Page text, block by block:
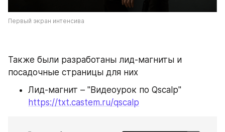
Первый экран интенсива
Также были разработаны лид-магниты и
посадочные страницы для них
https://txt.castem.ru/qscalp